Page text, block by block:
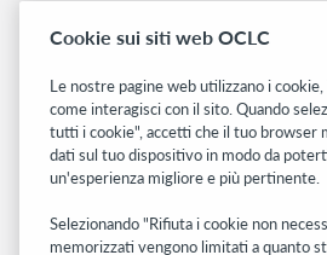
Dashboard di stato del sistema
Siti correlati
OCLC.org
BibFormats
Community
Ricerca
Cookie sui siti web OCLC
Le nostre pagine web utilizzano i
come interagisci con il sito. Quando
tutti i cookie", accetti che il tuo browser
dati sul tuo dispositivo in modo da
un'esperienza migliore e più pertinente.
Selezionando "Rifiuta i cookie non
memorizzati vengono limitati a quanto